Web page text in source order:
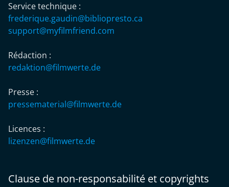
Service technique :
frederique.gaudin@bibliopresto.ca
support@myfilmfriend.com
Rédaction :
redaktion@filmwerte.de
Presse :
pressematerial@filmwerte.de
Licences :
lizenzen@filmwerte.de
Clause de non-responsabilité et copyrights